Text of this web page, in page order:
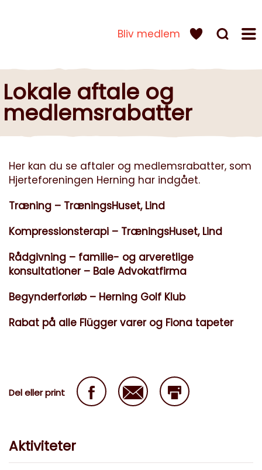
Bliv medlem
Lokale aftale og
medlemsrabatter
Her kan du se aftaler og medlemsrabatter, som
Hjerteforeningen Herning har indgået.
Træning – TræningsHuset, Lind
Kompressionsterapi – TræningsHuset, Lind
Rådgivning – familie- og arveretlige
konsultationer – Bale Advokatfirma
Begynderforløb – Herning Golf Klub
Rabat på alle Flügger varer og Fiona tapeter
Del eller print
Aktiviteter